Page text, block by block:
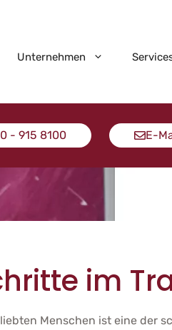
Unternehmen
- 915 8100 E-
im
Menschen ist eine der